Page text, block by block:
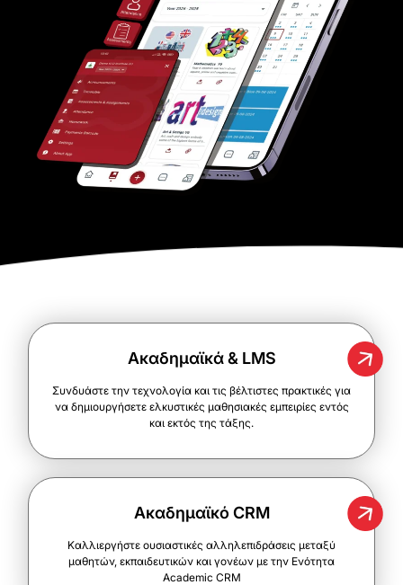
Ακαδημαϊκά & LMS
Συνδυάστε την τεχνολογία και τις βέλτιστες πρακτικές για
να δημιουργήσετε ελκυστικές μαθησιακές εμπειρίες εντός
και εκτός της τάξης.
Ακαδημαϊκό CRM
Καλλιεργήστε ουσιαστικές αλληλεπιδράσεις μεταξύ
μαθητών, εκπαιδευτικών και γονέων με την Ενότητα
Academic CRM